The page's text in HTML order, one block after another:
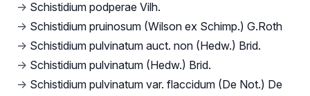
→ Schistidium podperae Vilh.
→ Schistidium pruinosum (Wilson ex Schimp.) G.Roth
→ Schistidium pulvinatum auct. non (Hedw.) Brid.
→ Schistidium pulvinatum (Hedw.) Brid.
→ Schistidium pulvinatum var. flaccidum (De Not.) De